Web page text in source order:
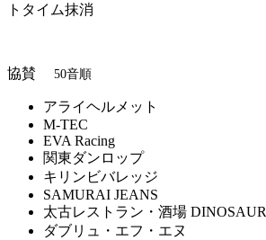
トタイム抹消
協賛 50音順
アライヘルメット
M-TEC
EVA Racing
関東ダンロップ
キリンビバレッジ
SAMURAI JEANS
太古レストラン・酒場 DINOSAUR
ダブリュ・エフ・エヌ